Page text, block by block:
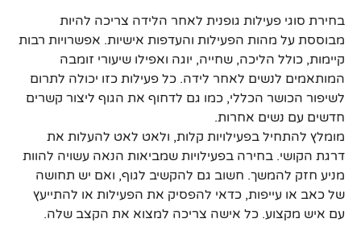
בחירת סוגי פעילות גופנית לאחר הלידה צריכה להיות
מבוססת על מהות הפעילות והעדפות אישיות. אפשרויות רבות
קיימות, כולל הליכה, שחייה, יוגה ואפילו שיעורי זומבה
המותאמים לנשים לאחר לידה. כל פעילות כזו יכולה לתרום
לשיפור הכושר הכללי, כמו גם לדחוף את הגוף ליצור קשרים
חדשים עם נשים אחרות.
מומלץ להתחיל בפעילויות קלות, ולאט לאט להעלות את
דרגת הקושי. בחירה בפעילויות שמביאות הנאה עשויה להוות
מניע חזק להמשך. חשוב גם להקשיב לגוף, ואם יש תחושה
של כאב או עייפות, כדאי להפסיק את הפעילות או להתייעץ
עם איש מקצוע. כל אישה צריכה למצוא את הקצב שלה.